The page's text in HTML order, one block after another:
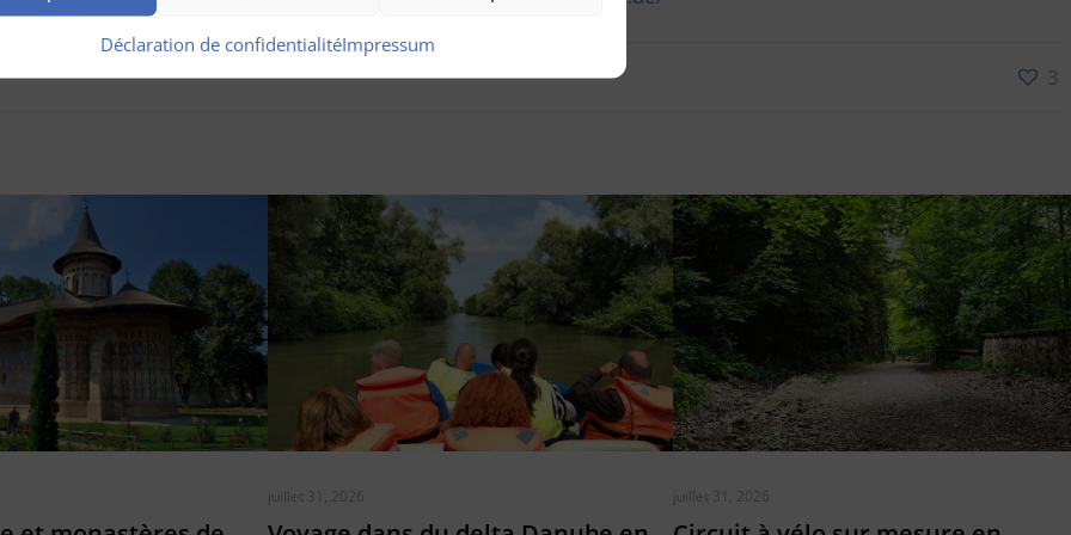
Déclaration de confidentialitéImpressum
3
juillet 31, 2026 juillet 31, 2026